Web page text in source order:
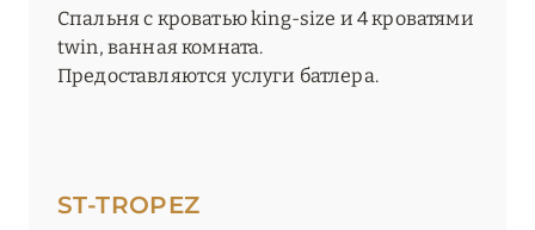
Спальня с кроватью king-size и 4 кроватями
twin, ванная комната.
Предоставляются услуги батлера.
ST-TROPEZ